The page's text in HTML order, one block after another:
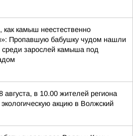
как камыш неестественно
Пропавшую бабушку чудом нашли
среди зарослей камыша под
августа, в 10.00 жителей региона
экологическую акцию в Волжский